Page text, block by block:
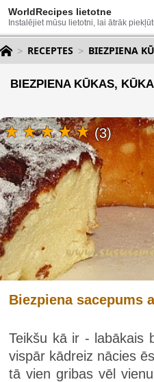
WorldRecipes lietotne
Instalējiet mūsu lietotni, lai ātrāk
RECEPTES BIEZPIENA
BIEZPIENA KŪKAS,
Biezpiena sacepums
Teikšu kā ir - labākais
vispār kādreiz nācies
tā vien gribas vēl
(3)